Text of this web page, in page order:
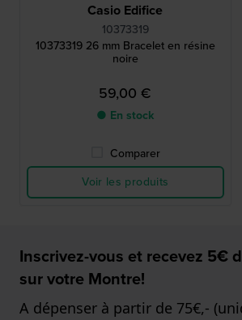
Casio Edifice
10373319
10373319 26 mm Bracelet en résine
noire
59,00 €
● En stock
Comparer
Voir les produits
Inscrivez-vous et recevez 5€
sur votre Montre!
A dépenser à partir de 75€,-